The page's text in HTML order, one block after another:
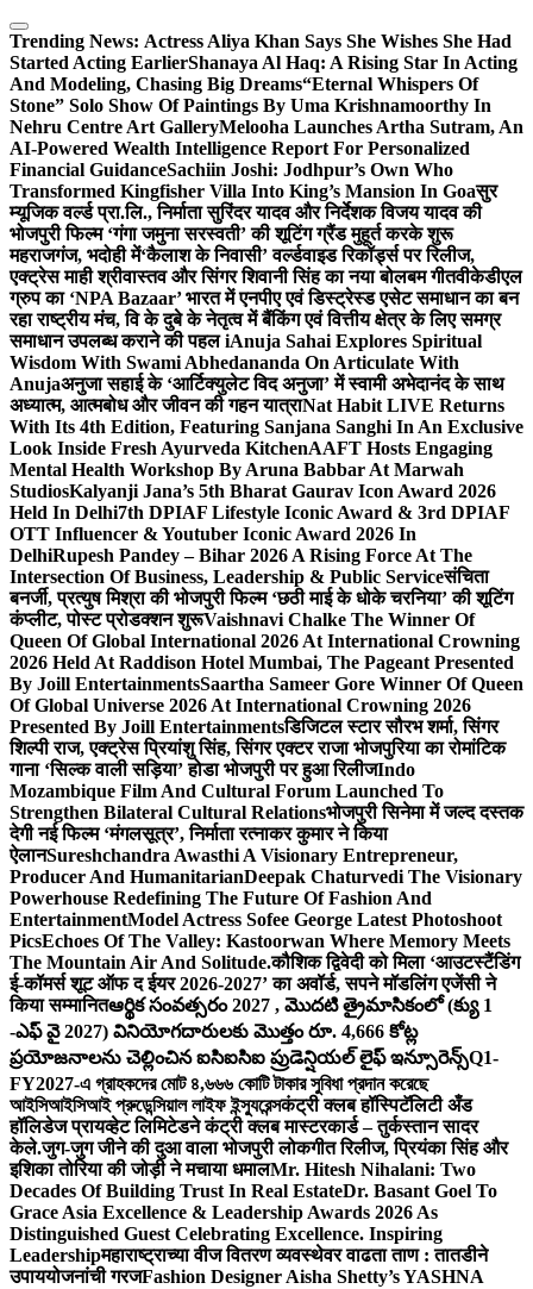
Skip
to
content
Trending News: Actress Aliya Khan Says She Wishes She Had
Started Acting EarlierShanaya Al Haq: A Rising Star In Acting
And Modeling, Chasing Big Dreams“Eternal Whispers Of
Stone” Solo Show Of Paintings By Uma Krishnamoorthy In
Nehru Centre Art GalleryMelooha Launches Artha Sutram, An
AI-Powered Wealth Intelligence Report For Personalized
Financial GuidanceSachiin Joshi: Jodhpur’s Own Who
Transformed Kingfisher Villa Into King’s Mansion In Goaसुर
म्यूजिक वर्ल्ड प्रा.लि., निर्माता सुरिंदर यादव और निर्देशक विजय यादव की
भोजपुरी फिल्म ‘गंगा जमुना सरस्वती’ की शूटिंग ग्रैंड मुहूर्त करके शुरू
महराजगंज, भदोही में‘कैलाश के निवासी’ वर्ल्डवाइड रिकॉर्ड्स पर रिलीज,
एक्ट्रेस माही श्रीवास्तव और सिंगर शिवानी सिंह का नया बोलबम गीतवीकेडीएल
ग्रुप का ‘NPA Bazaar’ भारत में एनपीए एवं डिस्ट्रेस्ड एसेट समाधान का बन
रहा राष्ट्रीय मंच, वि के दुबे के नेतृत्व में बैंकिंग एवं वित्तीय क्षेत्र के लिए समग्र
समाधान उपलब्ध कराने की पहल iAnuja Sahai Explores Spiritual
Wisdom With Swami Abhedananda On Articulate With
Anujaअनुजा सहाई के ‘आर्टिक्युलेट विद अनुजा’ में स्वामी अभेदानंद के साथ
अध्यात्म, आत्मबोध और जीवन की गहन यात्राNat Habit LIVE Returns
With Its 4th Edition, Featuring Sanjana Sanghi In An Exclusive
Look Inside Fresh Ayurveda KitchenAAFT Hosts Engaging
Mental Health Workshop By Aruna Babbar At Marwah
StudiosKalyanji Jana’s 5th Bharat Gaurav Icon Award 2026
Held In Delhi7th DPIAF Lifestyle Iconic Award & 3rd DPIAF
OTT Influencer & Youtuber Iconic Award 2026 In
DelhiRupesh Pandey – Bihar 2026 A Rising Force At The
Intersection Of Business, Leadership & Public Serviceसंचिता
बनर्जी, प्रत्युष मिश्रा की भोजपुरी फिल्म ‘छठी माई के धोके चरनिया’ की शूटिंग
कंप्लीट, पोस्ट प्रोडक्शन शुरूVaishnavi Chalke The Winner Of
Queen Of Global International 2026 At International Crowning
2026 Held At Raddison Hotel Mumbai, The Pageant Presented
By Joill EntertainmentsSaartha Sameer Gore Winner Of Queen
Of Global Universe 2026 At International Crowning 2026
Presented By Joill Entertainmentsडिजिटल स्टार सौरभ शर्मा, सिंगर
शिल्पी राज, एक्ट्रेस प्रियांशु सिंह, सिंगर एक्टर राजा भोजपुरिया का रोमांटिक
गाना ‘सिल्क वाली सड़िया’ होडा भोजपुरी पर हुआ रिलीजIndo
Mozambique Film And Cultural Forum Launched To
Strengthen Bilateral Cultural Relationsभोजपुरी सिनेमा में जल्द दस्तक
देगी नई फिल्म ‘मंगलसूत्र’, निर्माता रत्नाकर कुमार ने किया
ऐलानSureshchandra Awasthi A Visionary Entrepreneur,
Producer And HumanitarianDeepak Chaturvedi The Visionary
Powerhouse Redefining The Future Of Fashion And
EntertainmentModel Actress Sofee George Latest Photoshoot
PicsEchoes Of The Valley: Kastoorwan Where Memory Meets
The Mountain Air And Solitude.कौशिक द्विवेदी को मिला ‘आउटस्टैंडिंग
ई-कॉमर्स शूट ऑफ द ईयर 2026-2027’ का अवॉर्ड, सपने मॉडलिंग एजेंसी ने
किया सम्मानितఆర్థిక సంవత్సరం 2027 , మొదటి త్రైమాసికంలో (క్యు 1
-ఎఫ్ వై 2027) వినియోగదారులకు మొత్తం రూ. 4,666 కోట్ల
ప్రయోజనాలను చెల్లించిన ఐసిఐసిఐ ప్రుడెన్షియల్ లైఫ్ ఇన్సూరెన్స్Q1-
FY2027-এ গ্রাহকদের মোট ৪,৬৬৬ কোটি টাকার সুবিধা প্রদান করেছে
আইসিআইসিআই প্রুডেন্সিয়াল লাইফ ইন্স্যুরেন্সकंट्री क्लब हॉस्पिटॅलिटी अँड
हॉलिडेज प्रायव्हेट लिमिटेडने कंट्री क्लब मास्टरकार्ड – तुर्कस्तान सादर
केले.जुग-जुग जीने की दुआ वाला भोजपुरी लोकगीत रिलीज, प्रियंका सिंह और
इशिका तोरिया की जोड़ी ने मचाया धमालMr. Hitesh Nihalani: Two
Decades Of Building Trust In Real EstateDr. Basant Goel To
Grace Asia Excellence & Leadership Awards 2026 As
Distinguished Guest Celebrating Excellence. Inspiring
Leadershipमहाराष्ट्राच्या वीज वितरण व्यवस्थेवर वाढता ताण : तातडीने
उपाययोजनांची गरजFashion Designer Aisha Shetty’s YASHNA